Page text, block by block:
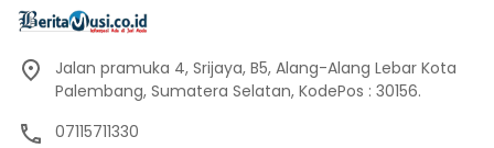
Jalan pramuka 4, Srijaya, B5, Alang-Alang Lebar Kota
Palembang, Sumatera Selatan, KodePos : 30156.
07115711330